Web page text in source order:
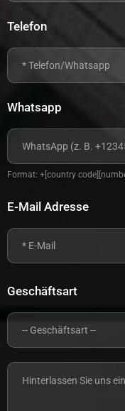
Telefon
Whatsapp
Format: +[country
E-Mail Adresse
Geschäftsart